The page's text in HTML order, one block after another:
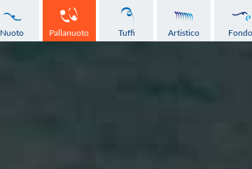
Nuoto Pallanuoto Tuffi Artistico Fondo